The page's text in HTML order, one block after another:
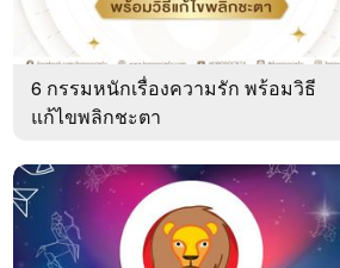
6 กรรมหนักเรื่องความรัก พร้อมวิธี
แก้ไขพลิกชะตา